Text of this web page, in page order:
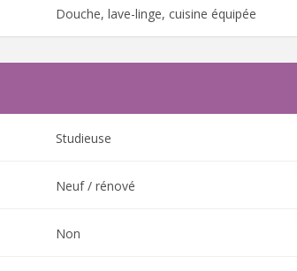
Douche, lave-linge, cuisine équipée
Studieuse
Neuf / rénové
Non